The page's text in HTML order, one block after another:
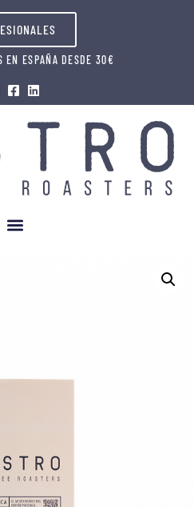
EN ESPAÑA DESDE 30€